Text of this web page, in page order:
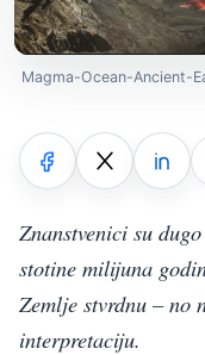
Magma-Ocean-Ancient-
Znanstvenici su
stotine milijuna
Zemlje stvrdnu – no
interpretaciju.